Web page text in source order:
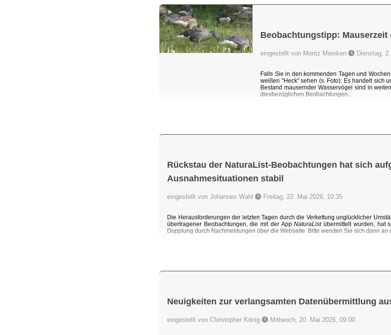
Beobachtungstipp:
eingestellt von Moritz Meinken Dienstag,
Falls Sie in den kommenden Tagen und
weißen "Heck" sehen (s. Foto): Es handelt sich
Bestand mausernder Wasservögel sind in
diesbezüglichen Beobachtungen...
Rückstau der NaturaList-Beobachtungen hat sich
Ausnahmesituationen stabil
eingestellt von Johannes Wahl Freitag, 22. Mai 2026, 10:35
Die Herausforderungen der letzten Tagen durch die Verkettung unglücklicher
übertragener Beobachtungen, die mit der AppNaturaListübermittelt wurden, hat
Dopplung durch Nachmeldungen über die Webseite. Bitte wenden Sie sich dann an
Neuigkeiten zur verlangsamten Datenübermittlung
eingestellt von Christopher König Mittwoch, 20. Mai 2026, 09:00